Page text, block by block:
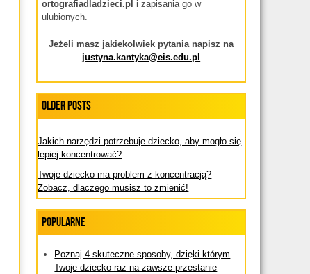
ortografiadladzieci.pli zapisania go w
ulubionych.
Jeżeli masz jakiekolwiek pytania napisz na
justyna.kantyka@eis.edu.pl
Older Posts
Jakich narzędzi potrzebuje dziecko, aby mogło się
lepiej koncentrować?
Twoje dziecko ma problem z koncentracją?
Zobacz, dlaczego musisz to zmienić!
Popularne
Poznaj 4 skuteczne sposoby, dzięki którym
Twoje dziecko raz na zawsze przestanie